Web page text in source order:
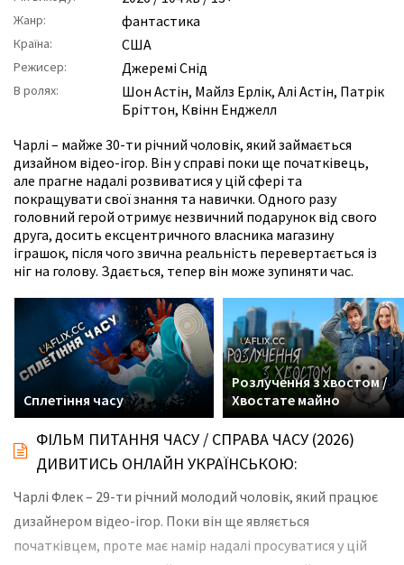
Жанр: фантастика
Країна: США
Режисер: Джеремі Снід
В ролях: Шон Астін, Майлз Ерлік, Алі Астін, Патрік
Бріттон, Квінн Енджелл
Чарлі – майже 30-ти річний чоловік, який займається
дизайном відео-ігор. Він у справі поки ще початківець,
але прагне надалі розвиватися у цій сфері та
покращувати свої знання та навички. Одного разу
головний герой отримує незвичний подарунок від свого
друга, досить ексцентричного власника магазину
іграшок, після чого звична реальність перевертається із
ніг на голову. Здається, тепер він може зупиняти час.
Сплетіння часу
Розлучення з хвостом /
Хвостате майно
ФІЛЬМ ПИТАННЯ ЧАСУ / СПРАВА ЧАСУ (2026)
ДИВИТИСЬ ОНЛАЙН УКРАЇНСЬКОЮ:
Чарлі Флек – 29-ти річний молодий чоловік, який працює
дизайнером відео-ігор. Поки він ще являється
початківцем, проте має намір надалі просуватися у цій